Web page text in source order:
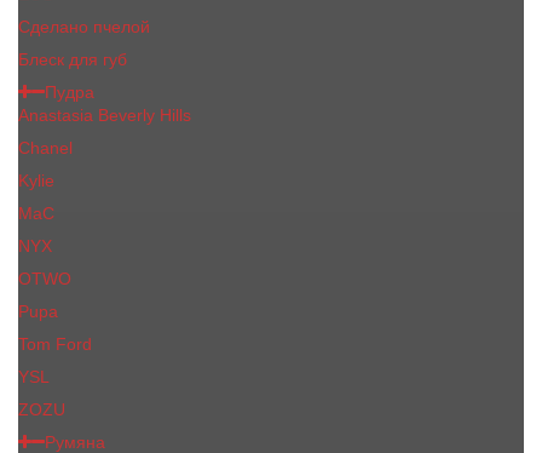
Сделано пчелой
Блеск для губ
Пудра
Anastasia Beverly Hills
Chanel
Kylie
MaC
NYX
OTWO
Pupa
Tom Ford
YSL
ZOZU
Румяна